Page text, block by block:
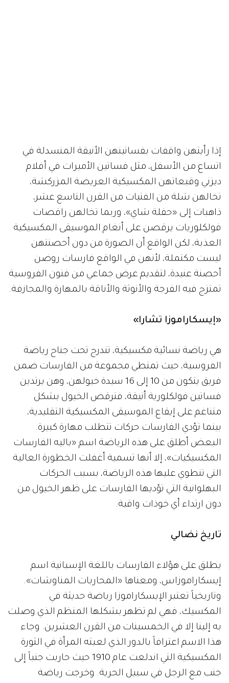
إذا رأيتهن واقفات بفساتينهن الأنيقة المنسدلة في
اتساع من الأسفل، مثل فساتين الأميرات في أفلام
ديزني وقبعاتهن المكسيكية العريضة المزركشة،
تخالهن شلة من الفتيات من القرن التاسع عشر،
ذاهبات إلى «حفلة شاي»، وربما تخالهن راقصات
فولكلوريات يرقصن على أنغام الموسيقى المكسيكية
العذبة، لكن الواقع أن الصورة من دون أحصنتهن
ليست مكتملة، لأنهن في الواقع فارسات روضن
أحصنة عنيدة، لتقديم عرض جماعي من فنون الفروسية
تمتزج فيه الفرجة والأنوثة والأناقة بالمهارة والمجازفة.
«إيسكاراموزا تشارا»
هي رياضة نسائية مكسيكية، تندرج تحت جناح رياضة
الفروسية، حيث تمتطي مجموعة من الفارسات ضمن
فريق يتكون من 10 إلى 16 سيدة خيولهن، وهن يرتدين
فساتين فولكلورية أنيقة، فترقص الخيول بشكل
متناغم على إيقاع الموسيقى المكسيكية التقليدية،
بينما تؤدي الفارسات حركات تتطلب مهارة كبيرة.
البعض أطلق على هذه الرياضة اسم «باليه الفارسات
المكسيكيات»، إلا أنها تسمية أغفلت الخطورة العالية
التي تنطوي عليها هذه الرياضة، بسبب الحركات
البهلوانية التي تؤديها الفارسات على ظهر الخيول من
دون ارتداء أي خوذات واقية.
تاريخ نضالي
يطلق على هؤلاء الفارسات باللغة الإسبانية اسم
إيسكاراموزاس، ومعناها «المحاربات المناوشات».
وتاريخياً تعتبر الإيسكاراموزا رياضة حديثة في
المكسيك، فهي لم تظهر بشكلها المنظم الذي وصلت
به إلينا إلا في الخمسينات من القرن العشرين. وجاء
هذا الاسم اعترافاً بالدور الذي لعبته المرأة في الثورة
المكسيكية التي اندلعت عام 1910 حيث حاربت جنباً إلى
جنب مع الرجل في سبيل الحرية. وخرجت رياضة